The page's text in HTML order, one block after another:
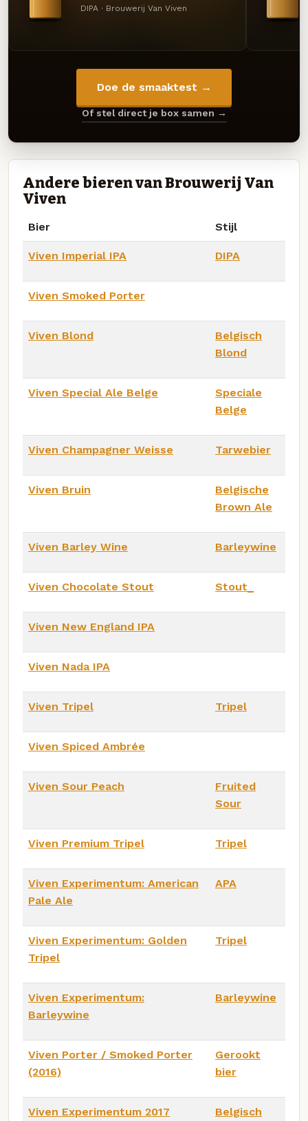
DIPA · Brouwerij Van Viven
Doe de smaaktest →
Of stel direct je box samen →
Andere bieren van Brouwerij Van
Viven
Bier Stijl
Viven Imperial IPA DIPA
Viven Smoked Porter
Viven Blond
Belgisch
Blond
Viven Special Ale Belge
Speciale
Belge
Viven Champagner Weisse Tarwebier
Viven Bruin
Belgische
Brown Ale
Viven Barley Wine Barleywine
Viven Chocolate Stout Stout_
Viven New England IPA
Viven Nada IPA
Viven Tripel Tripel
Viven Spiced Ambrée
Viven Sour Peach
Fruited
Sour
Viven Premium Tripel Tripel
Viven Experimentum: American
Pale Ale
APA
Viven Experimentum: Golden
Tripel
Tripel
Viven Experimentum:
Barleywine
Barleywine
Viven Porter / Smoked Porter
(2016)
Gerookt
bier
Viven Experimentum 2017
Belgisch